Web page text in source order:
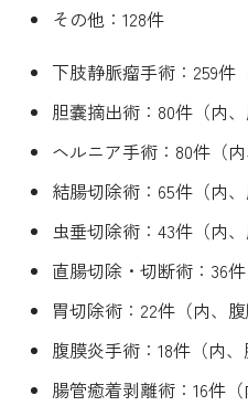
その他：128件
下肢静脈瘤手術：259件
胆嚢摘出術：80件（内、
ヘルニア手術：80件（内
結腸切除術：65件（内、
虫垂切除術：43件（内、
直腸切除・切断術：36
胃切除術：22件（内、腹
腹膜炎手術：18件（内、
腸管癒着剥離術：16件（